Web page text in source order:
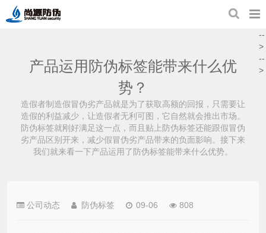
产品运用防伪标签能带来什么优
势？
造假者制造假冒伪劣产品就是为了获取高额的回报，只需要让
造假的利益减少，让造假者无利可图，它自然就会推出市场。
防伪标签就刚好满足这一点，而且贴上防伪标签还能跟假冒伪
劣产品区别开来，减少假冒伪劣产品带来的负面影响。接下来
我们就来看一下产品运用了防伪标签能带来什么优势。
公司动态 防伪标签 09-06 808
--
>
--
>